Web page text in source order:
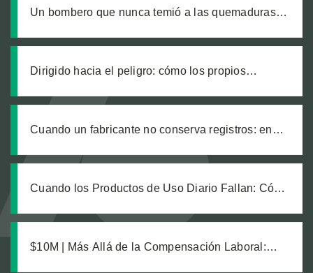
Un bombero que nunca temió a las quemaduras,
Dirigido hacia el peligro: cómo los propios
Cuando un fabricante no conserva registros: en
Cuando los Productos de Uso Diario Fallan: Cómo
$10M | Más Allá de la Compensación Laboral: